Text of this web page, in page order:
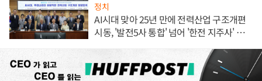
정치
AI시대 맞아 25년 만에 전력산업 구조개편
시동, '발전5사 통합' 넘어 '한전 지주사' 재편